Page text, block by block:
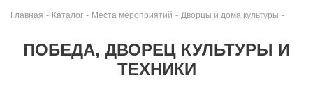
Главная - Каталог - Места мероприятий - Дворцы и дома культуры -
ПОБЕДА, ДВОРЕЦ КУЛЬТУРЫ И
ТЕХНИКИ